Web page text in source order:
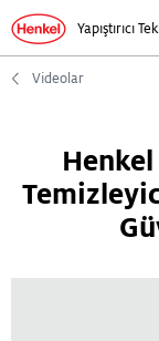
Yapıştırıcı
Videolar